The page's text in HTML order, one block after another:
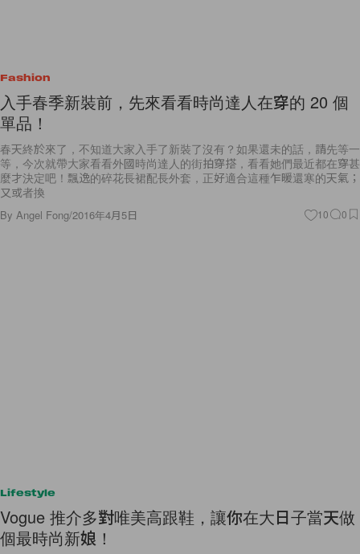
Fashion
入手春季新裝前，先來看看時尚達人在穿的 20 個
單品！
春天終於來了，不知道大家入手了新裝了沒有？如果還未的話，請先等一
等，今次就帶大家看看外國時尚達人的街拍穿搭，看看她們最近都在穿甚
麼才決定吧！飄逸的碎花長裙配長外套，正好適合這種乍暖還寒的天氣；
又或者換
By Angel Fong/2016年4月5日 10 0
Lifestyle
Vogue 推介多對唯美高跟鞋，讓你在大日子當天做
個最時尚新娘！